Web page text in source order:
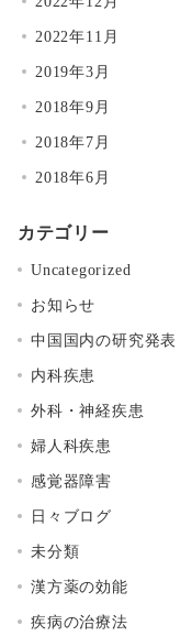
2022年11月
2019年3月
2018年9月
2018年7月
2018年6月
カテゴリー
Uncategorized
お知らせ
中国国内の研究発表
内科疾患
外科・神経疾患
婦人科疾患
感覚器障害
日々ブログ
未分類
漢方薬の効能
疾病の治療法